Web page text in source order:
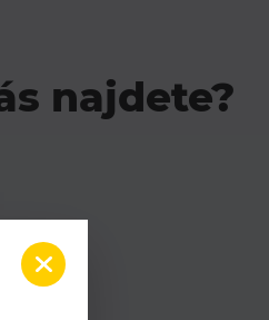
najdete?